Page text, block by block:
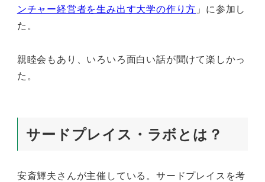
ンチャー経営者を生み出す大学の作り方 」に参加し
た。
親睦会もあり、いろいろ面白い話が聞けて楽しかっ
た。
サードプレイス・ラボとは？
安斎輝夫さんが主催している。サードプレイスを考